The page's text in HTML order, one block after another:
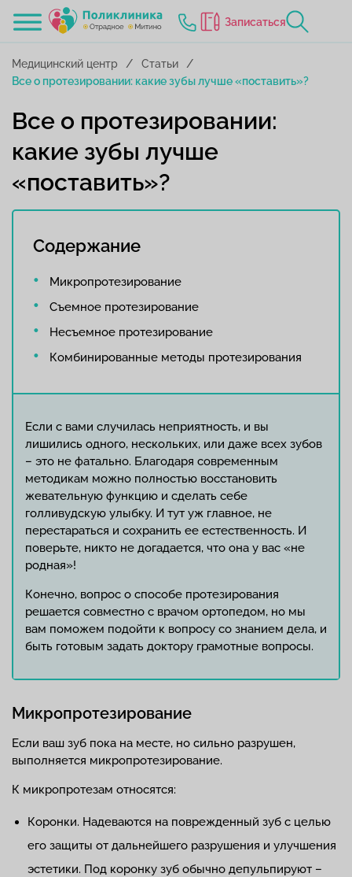
Записаться
Медицинский центр
Статьи
Все о протезировании: какие зубы лучше «поставить»?
Все о протезировании:
какие зубы лучше
«поставить»?
Содержание
Микропротезирование
Съемное протезирование
Несъемное протезирование
Комбинированные методы протезирования
Если с вами случилась неприятность, и вы
лишились одного, нескольких, или даже всех зубов
– это не фатально. Благодаря современным
методикам можно полностью восстановить
жевательную функцию и сделать себе
голливудскую улыбку. И тут уж главное, не
перестараться и сохранить ее естественность. И
поверьте, никто не догадается, что она у вас «не
родная»!
Конечно, вопрос о способе протезирования
решается совместно с врачом ортопедом, но мы
вам поможем подойти к вопросу со знанием дела, и
быть готовым задать доктору грамотные вопросы.
Микропротезирование
Если ваш зуб пока на месте, но сильно разрушен,
выполняется микропротезирование.
К микропротезам относятся:
Коронки. Надеваются на поврежденный зуб с целью
его защиты от дальнейшего разрушения и улучшения
эстетики. Под коронку зуб обычно депульпируют –